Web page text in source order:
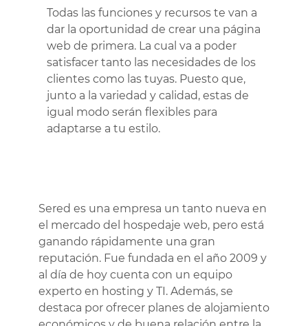
Todas las funciones y recursos te van a
dar la oportunidad de crear una página
web de primera. La cual va a poder
satisfacer tanto las necesidades de los
clientes como las tuyas. Puesto que,
junto a la variedad y calidad, estas de
igual modo serán flexibles para
adaptarse a tu estilo.
Sered es una empresa un tanto nueva en
el mercado del hospedaje web, pero está
ganando rápidamente una gran
reputación. Fue fundada en el año 2009 y
al día de hoy cuenta con un equipo
experto en hosting y TI. Además, se
destaca por ofrecer planes de alojamiento